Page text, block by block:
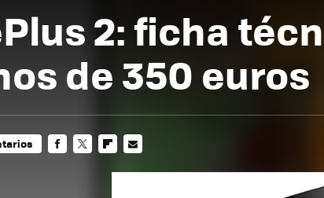
2: ficha
de 350 euros